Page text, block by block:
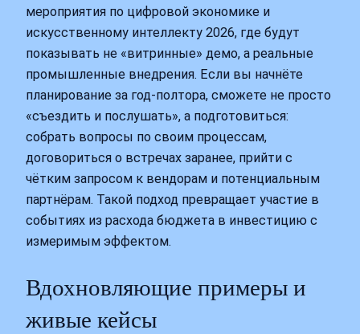
мероприятия по цифровой экономике и
искусственному интеллекту 2026, где будут
показывать не «витринные» демо, а реальные
промышленные внедрения. Если вы начнёте
планирование за год‑полтора, сможете не просто
«съездить и послушать», а подготовиться:
собрать вопросы по своим процессам,
договориться о встречах заранее, прийти с
чётким запросом к вендорам и потенциальным
партнёрам. Такой подход превращает участие в
событиях из расхода бюджета в инвестицию с
измеримым эффектом.
Вдохновляющие примеры и
живые кейсы